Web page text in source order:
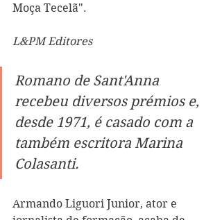
Moça Tecelã".
L&PM Editores
Romano de Sant'Anna
recebeu diversos prémios e,
desde 1971, é casado com a
também escritora Marina
Colasanti.
Armando Liguori Junior, ator e